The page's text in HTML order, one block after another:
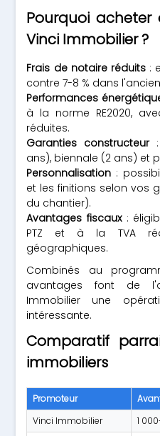
Pourquoi
Vinci Immobilier ?
Frais de notaire réduits:
contre 7-8 % dans
Performances
à la norme RE2020,
réduites.
Garanties constructeur:
ans), biennale (2 ans) et
Personnalisation :
et les finitions selon vos
du chantier).
Avantages fiscaux:
PTZ et à la TVA
géographiques.
Combinés au
avantages font de
Immobilier une
intéressante.
Comparatif
immobiliers
Promoteur
Vinci Immobilier
1